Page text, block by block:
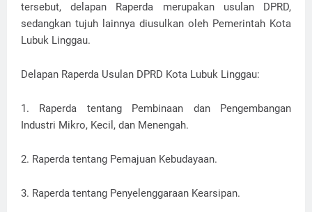
tersebut, delapan Raperda merupakan usulan DPRD,
sedangkan tujuh lainnya diusulkan oleh Pemerintah Kota
Lubuk Linggau.
Delapan Raperda Usulan DPRD Kota Lubuk Linggau:
1. Raperda tentang Pembinaan dan Pengembangan
Industri Mikro, Kecil, dan Menengah.
2. Raperda tentang Pemajuan Kebudayaan.
3. Raperda tentang Penyelenggaraan Kearsipan.